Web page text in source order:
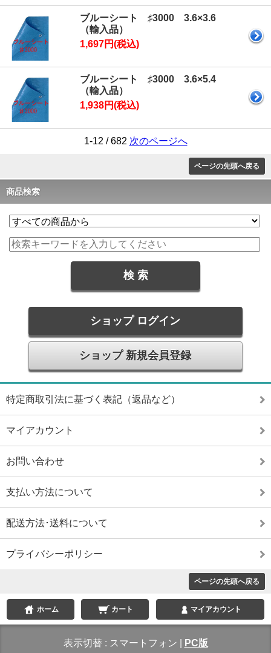
ブルーシート ♯3000 3.6×3.6
（輸入品）
1,697円(税込)
ブルーシート ♯3000 3.6×5.4
（輸入品）
1,938円(税込)
1-12 / 682 次のページへ
ページの先頭へ戻る
商品検索
ショップ ログイン
ショップ 新規会員登録
特定商取引法に基づく表記（返品など）
マイアカウント
お問い合わせ
支払い方法について
配送方法･送料について
プライバシーポリシー
ページの先頭へ戻る
ホーム カート マイアカウント
表示切替 : スマートフォン PC版